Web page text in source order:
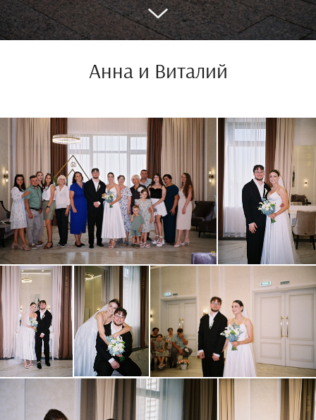
Анна и Виталий